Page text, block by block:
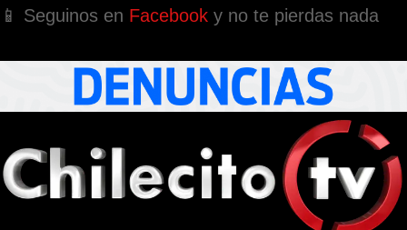
📱 Seguinos en Facebook y no te pierdas nada